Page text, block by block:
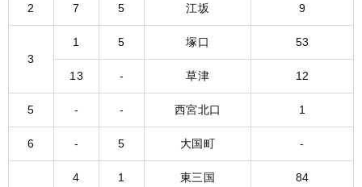
2 7 5 江坂 9
3
1 5 塚口 53
13 - 草津 12
5 - - 西宮北口 1
6 - 5 大国町 -
4 1 東三国 84